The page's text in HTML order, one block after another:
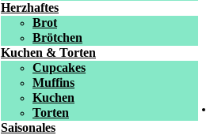
Herzhaftes
Brot
Brötchen
Kuchen & Torten
Cupcakes
Muffins
Kuchen
Torten
Saisonales